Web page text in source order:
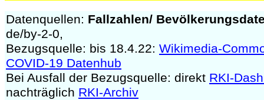
Datenquellen: Fallzahlen/
de/by-2-0,
Bezugsquelle: bis 18.4.22: Wikimedia-
COVID-19 Datenhub
Bei Ausfall der Bezugsquelle: direkt RKI-
nachträglich RKI-Archiv